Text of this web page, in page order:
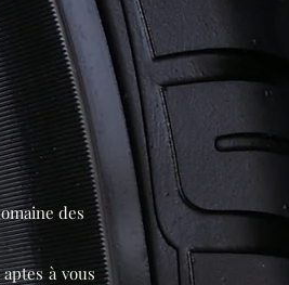
des
à vous